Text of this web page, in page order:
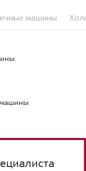
машины
машины